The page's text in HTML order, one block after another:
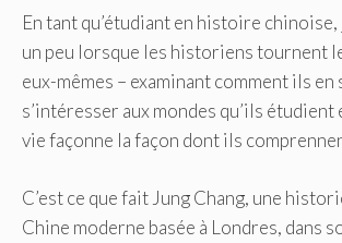
En tant qu’étudiant en histoire
un peu lorsque les historiens tournent
eux-mêmes – examinant comment ils en
s’intéresser aux mondes qu’ils
vie façonne la façon dont ils
C’est ce que fait Jung Chang, une
Chine moderne basée à Londres, dans